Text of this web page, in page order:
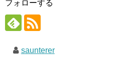
フォローする
saunterer